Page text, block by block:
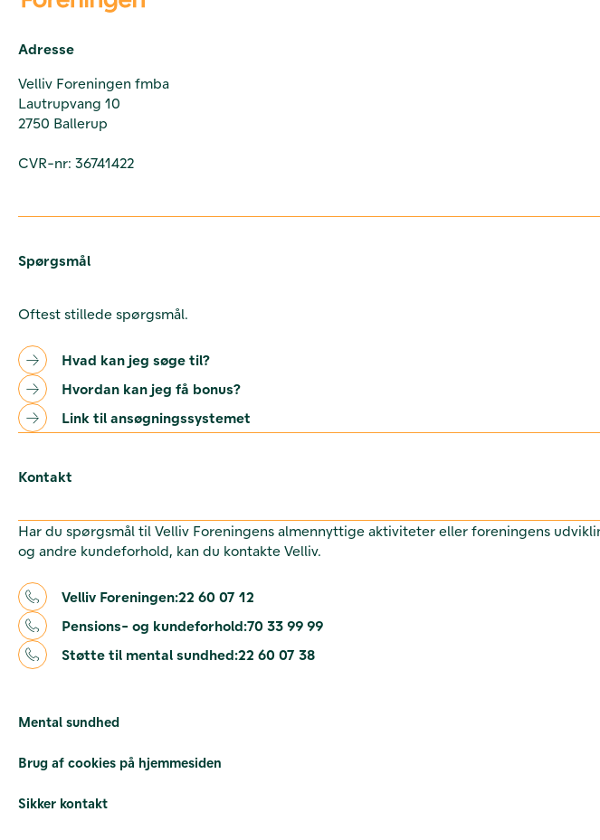
Adresse
Velliv Foreningen fmba
Lautrupvang 10
2750 Ballerup
CVR-nr: 36741422
Spørgsmål
Oftest stillede spørgsmål.
Hvad kan jeg søge til?
Hvordan kan jeg få bonus?
Link til ansøgningssystemet
Kontakt
Har du spørgsmål til Velliv Foreningens almennyttige aktiviteter eller foreningens
og andre kundeforhold, kan du kontakte Velliv.
Velliv Foreningen:22 60 07 12
Pensions- og kundeforhold:70 33 99 99
Støtte til mental sundhed:22 60 07 38
Mental sundhed
Brug af cookies på hjemmesiden
Sikker kontakt